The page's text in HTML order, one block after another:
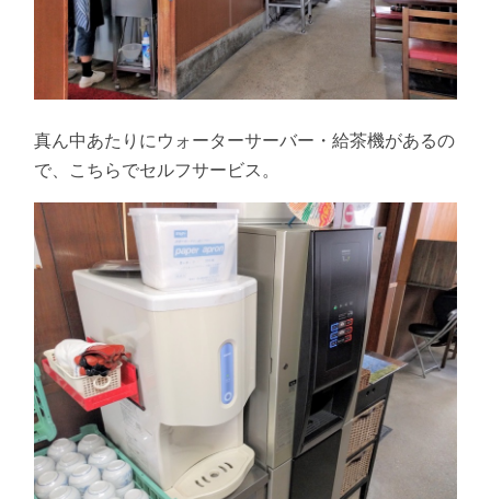
真ん中あたりにウォーターサーバー・給茶機があるの
で、こちらでセルフサービス。